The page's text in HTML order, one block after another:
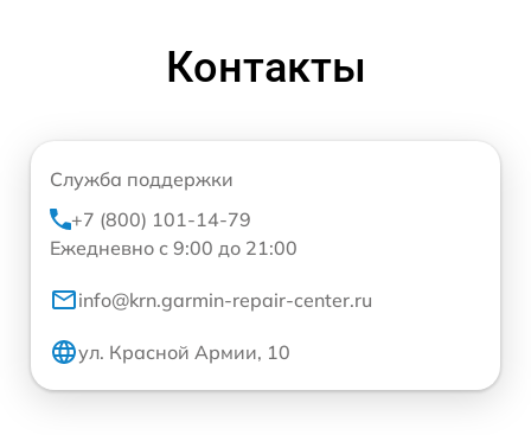
Контакты
Служба поддержки
+7 (800) 101-14-79
Ежедневно с 9:00 до 21:00
info@krn.garmin-repair-center.ru
ул. Красной Армии, 10